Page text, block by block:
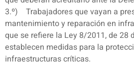
3.º) Trabajadores que vayan a
mantenimiento y reparación en
que se refiere la Ley 8/2011, de 28
establecen medidas para la
infraestructuras críticas.